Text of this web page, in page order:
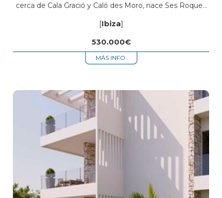
cerca de Cala Gració y Caló des Moro, nace Ses Roques
ibicenco,...
[Ibiza]
530.000€
MÁS INFO.